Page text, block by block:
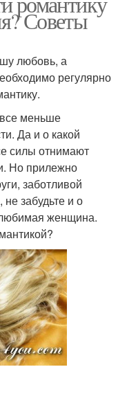
Советы
любовь, а
регулярно
меньше
Да и о какой
силы отнимают
Но прилежно
заботливой
не забудьте и о
женщина.